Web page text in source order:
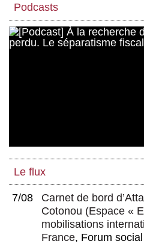
Podcasts
Le flux
7/08
Carnet de bord
Cotonou (Espace «
mobilisations
France, Forum